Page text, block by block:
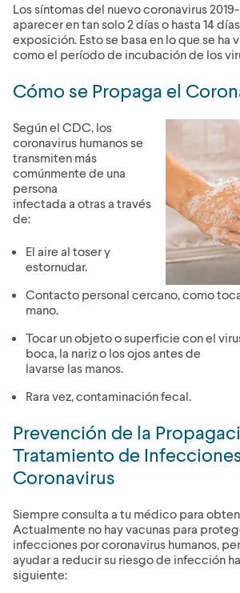
Los síntomas del nuevo coronavirus
aparecer en tan solo 2 días o hasta 14
exposición. Esto se basa en lo que se ha
como el período de incubación de los
Cómo se Propaga el
Según el CDC, los
coronavirus humanos se
transmiten más
comúnmente de una
persona
infectada a otras a través
de:
El aire al toser y
estornudar.
Contacto personal cercano, como
mano.
Tocar un objeto o superficie con el
boca, la nariz o los ojos antes de
lavarse las manos.
Rara vez, contaminación fecal.
Prevención de la
Tratamiento de
Coronavirus
Siempre consulta a tu médico para
Actualmente no hay vacunas para
infecciones por coronavirus humanos,
ayudar a reducir su riesgo de infección
siguiente: